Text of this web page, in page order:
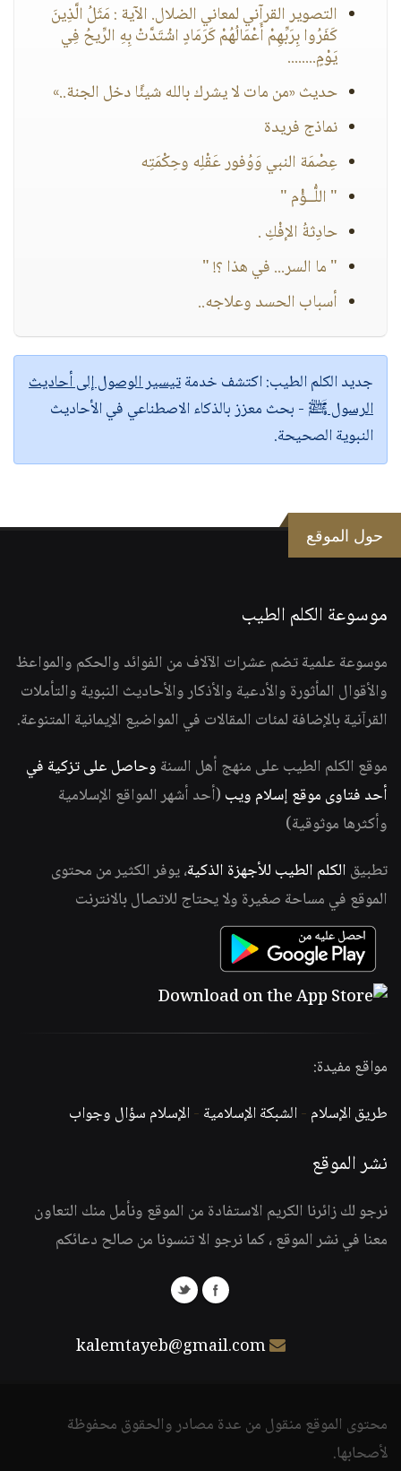
التصوير القرآني لمعاني الضلال. الآية : مَثَلُ الَّذِينَ
كَفَرُوا بِرَبِّهِمْ أَعْمَالُهُمْ كَرَمَادٍ اشْتَدَّتْ بِهِ الرِّيحُ فِي
يَوْمٍ........
حديث «من مات لا يشرك بالله شيئًا دخل الجنة..»
نماذج فريدة
عِصْمَة النبي وَوُفور عَقْلِه وحِكْمَتِه
" اللُّــؤْم "
حادِثةُ الإفْكِ .
" ما السر... في هذا ؟! "
أسباب الحسد وعلاجه..
جديد الكلم الطيب:اكتشف خدمةتيسير الوصول إلى أحاديث
الرسول ﷺ - بحث معزز بالذكاء الاصطناعي في الأحاديث
النبوية الصحيحة.
حول الموقع
موسوعة الكلم الطيب
موسوعة علمية تضم عشرات الآلاف من الفوائد والحكم والمواعظ
والأقوال المأثورة والأدعية والأذكار والأحاديث النبوية والتأملات
القرآنية بالإضافة لمئات المقالات في المواضيع الإيمانية المتنوعة.
موقع الكلم الطيب على منهج أهل السنة وحاصل على تزكية في
أحد فتاوى موقع إسلام ويب (أحد أشهر المواقع الإسلامية
وأكثرها موثوقية)
تطبيق الكلم الطيب للأجهزة الذكية، يوفر الكثير من محتوى
الموقع في مساحة صغيرة ولا يحتاج للاتصال بالانترنت
مواقع مفيدة:
طريق الإسلام -الشبكة الإسلامية -الإسلام سؤال وجواب
نشر الموقع
نرجو لك زائرنا الكريم الاستفادة من الموقع ونأمل منك التعاون
معنا في نشر الموقع ، كما نرجو الا تنسونا من صالح دعائكم
kalemtayeb@gmail.com
محتوى الموقع منقول من عدة مصادر والحقوق محفوظة
لأصحابها.